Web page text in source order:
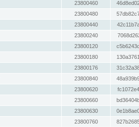
23800460
23800480
23800440
23800240
23800120
23800180
23800176
23800840
23800620
23800660
23800630
23800760